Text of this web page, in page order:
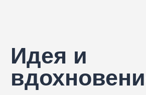
Стали искать другие варианты. Оказалось,
строительство собственного дома в черте
города будет выгодно для всех: взрослых
устроило соотношение цены и комфорта,
детей — возможность проводить больше
времени на свежем воздухе, играть на